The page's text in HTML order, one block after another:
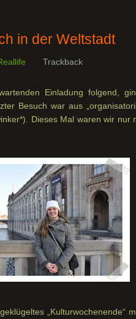
in der Weltstadt
Trackback
Einladung folgend,
Besuch war aus
Dieses Mal waren wir
„Kulturwochenende“